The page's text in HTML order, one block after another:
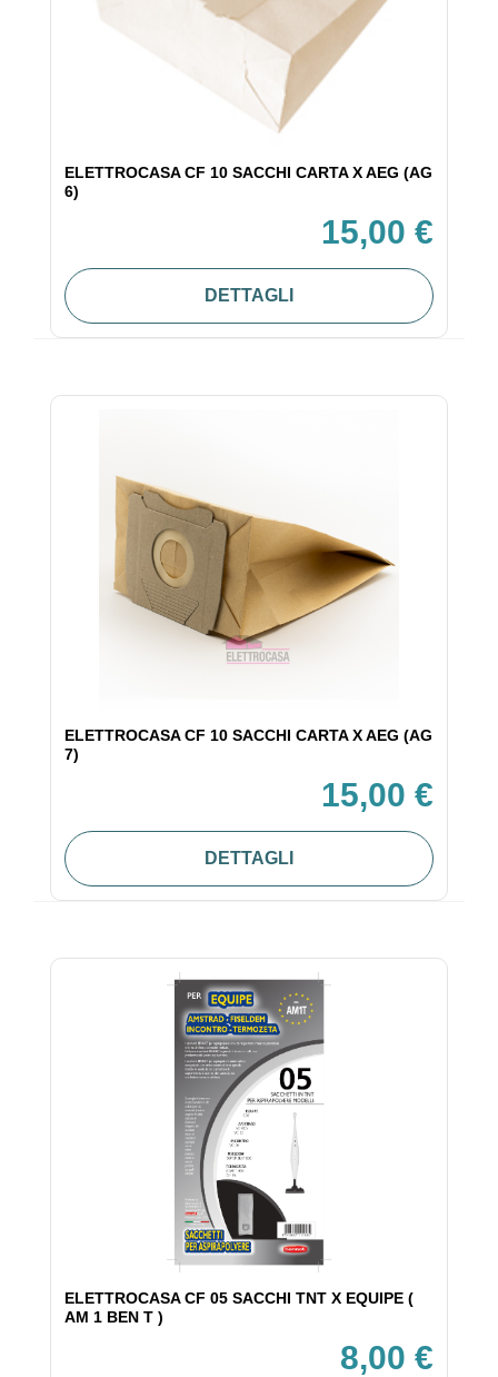
ELETTROCASA CF 10 SACCHI CARTA X AEG (AG
6)
15,00 €
DETTAGLI
ELETTROCASA CF 10 SACCHI CARTA X AEG (AG
7)
15,00 €
DETTAGLI
ELETTROCASA CF 05 SACCHI TNT X EQUIPE (
AM 1 BEN T )
8,00 €